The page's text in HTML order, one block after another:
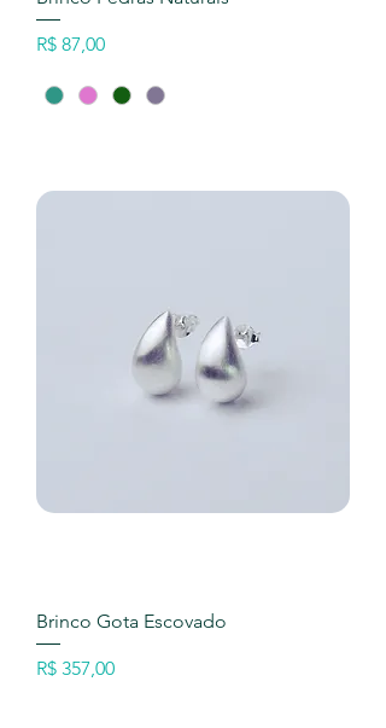
Preço
R$ 87,00
Brinco Gota Escovado
Preço
R$ 357,00